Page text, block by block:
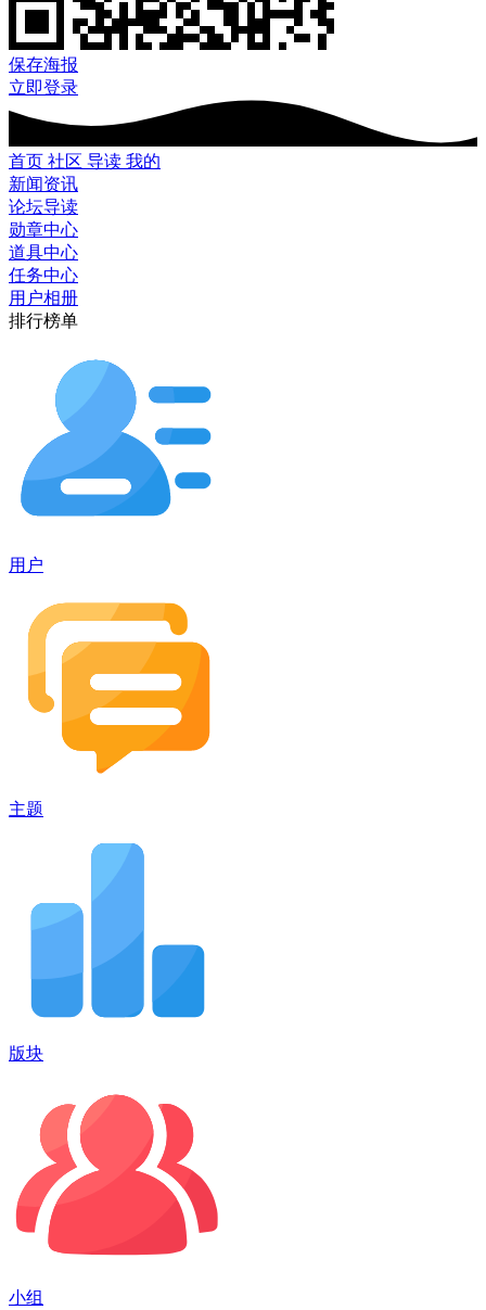
保存海报
立即登录
首页 社区 导读 我的
新闻资讯
论坛导读
勋章中心
道具中心
任务中心
用户相册
排行榜单
用户
主题
版块
小组